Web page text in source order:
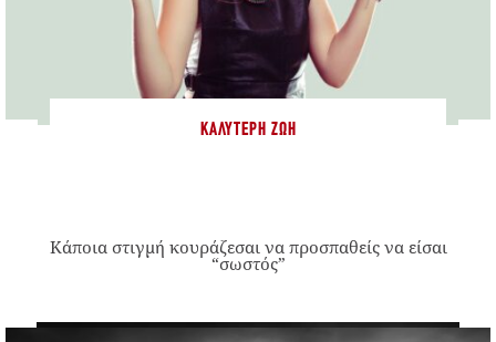
ΚΑΛΎΤΕΡΗ ΖΩΉ
Κάποια στιγμή κουράζεσαι να προσπαθείς να είσαι
“σωστός”